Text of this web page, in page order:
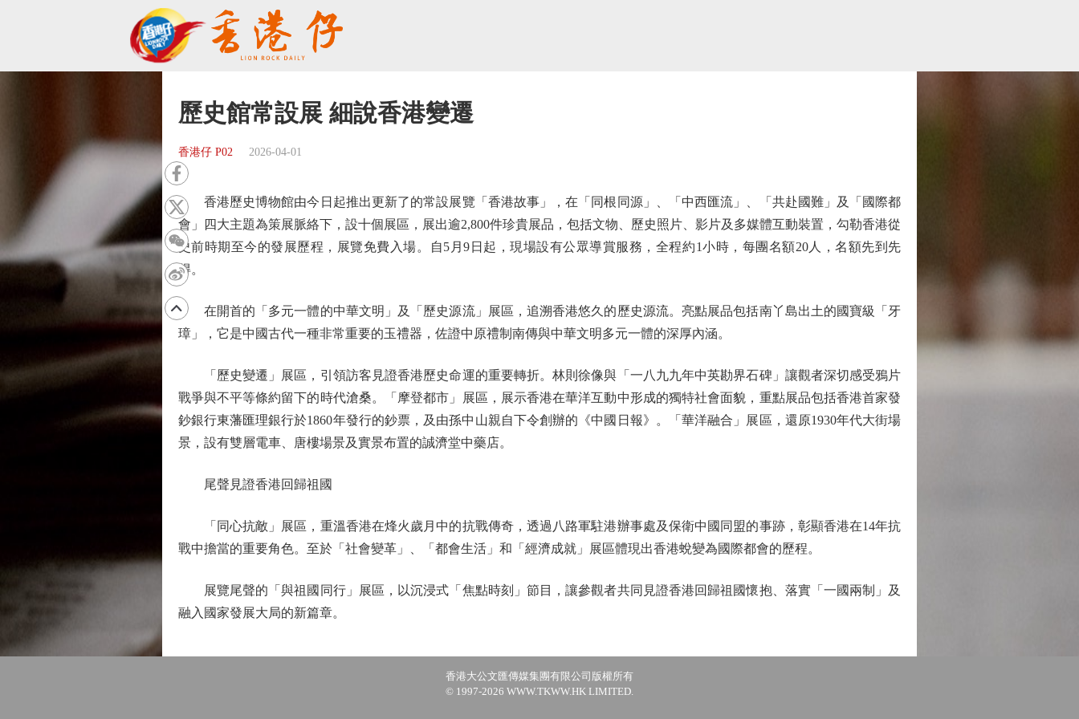
歷史館常設展 細說香港變遷
香港仔 P02 2026-04-01
香港歷史博物館由今日起推出更新了的常設展覽「香港故事」，在「同根同源」、「中西匯流」、「共赴國難」及「國際都
會」四大主題為策展脈絡下，設十個展區，展出逾2,800件珍貴展品，包括文物、歷史照片、影片及多媒體互動裝置，勾勒香港從
史前時期至今的發展歷程，展覽免費入場。自5月9日起，現場設有公眾導賞服務，全程約1小時，每團名額20人，名額先到先
得。
在開首的「多元一體的中華文明」及「歷史源流」展區，追溯香港悠久的歷史源流。亮點展品包括南丫島出土的國寶級「牙
璋」，它是中國古代一種非常重要的玉禮器，佐證中原禮制南傳與中華文明多元一體的深厚內涵。
「歷史變遷」展區，引領訪客見證香港歷史命運的重要轉折。林則徐像與「一八九九年中英勘界石碑」讓觀者深切感受鴉片
戰爭與不平等條約留下的時代滄桑。「摩登都市」展區，展示香港在華洋互動中形成的獨特社會面貌，重點展品包括香港首家發
鈔銀行東藩匯理銀行於1860年發行的鈔票，及由孫中山親自下令創辦的《中國日報》。「華洋融合」展區，還原1930年代大街場
景，設有雙層電車、唐樓場景及實景布置的誠濟堂中藥店。
尾聲見證香港回歸祖國
「同心抗敵」展區，重溫香港在烽火歲月中的抗戰傳奇，透過八路軍駐港辦事處及保衛中國同盟的事跡，彰顯香港在14年抗
戰中擔當的重要角色。至於「社會變革」、「都會生活」和「經濟成就」展區體現出香港蛻變為國際都會的歷程。
展覽尾聲的「與祖國同行」展區，以沉浸式「焦點時刻」節目，讓參觀者共同見證香港回歸祖國懷抱、落實「一國兩制」及
融入國家發展大局的新篇章。
香港大公文匯傳媒集團有限公司版權所有
© 1997-2026 WWW.TKWW.HK LIMITED.